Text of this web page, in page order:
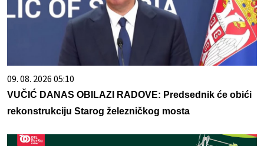
09. 08. 2026 05:10
VUČIĆ DANAS OBILAZI RADOVE: Predsednik će obići
rekonstrukciju Starog železničkog mosta